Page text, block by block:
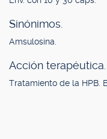
Sinónimos.
Amsulosina.
Acción terapéutica.
Tratamiento de la HPB.